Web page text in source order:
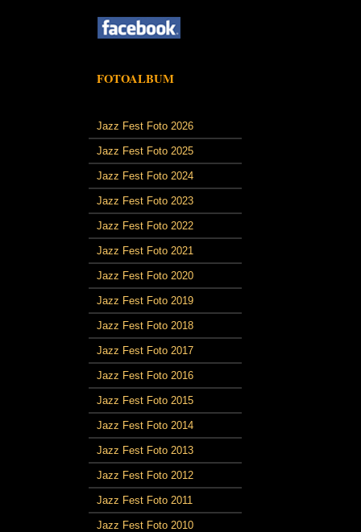
FOTOALBUM
Jazz Fest Foto 2026
Jazz Fest Foto 2025
Jazz Fest Foto 2024
Jazz Fest Foto 2023
Jazz Fest Foto 2022
Jazz Fest Foto 2021
Jazz Fest Foto 2020
Jazz Fest Foto 2019
Jazz Fest Foto 2018
Jazz Fest Foto 2017
Jazz Fest Foto 2016
Jazz Fest Foto 2015
Jazz Fest Foto 2014
Jazz Fest Foto 2013
Jazz Fest Foto 2012
Jazz Fest Foto 2011
Jazz Fest Foto 2010